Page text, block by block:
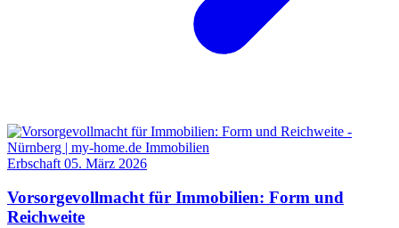
Erbschaft 05. März 2026
Vorsorgevollmacht für Immobilien: Form und
Reichweite